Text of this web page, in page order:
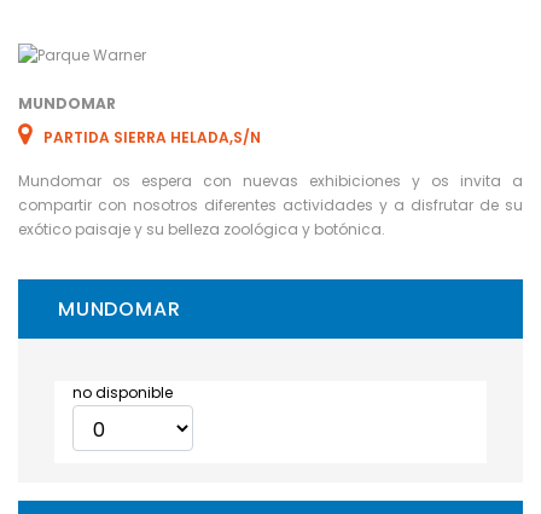
MUNDOMAR
PARTIDA SIERRA HELADA,S/N
Mundomar os espera con nuevas exhibiciones y os invita a
compartir con nosotros diferentes actividades y a disfrutar de su
exótico paisaje y su belleza zoológica y botónica.
MUNDOMAR
no disponible